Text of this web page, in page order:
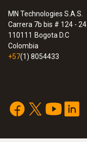
MN Technologies S.A.S.
Carrera 7b bis # 124 - 24
110111 Bogota D.C
Colombia
+57(1) 8054433